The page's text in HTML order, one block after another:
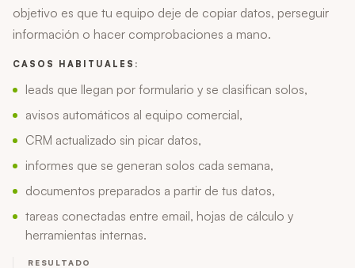
objetivo es que tu equipo deje de copiar datos, perseguir
información o hacer comprobaciones a mano.
CASOS HABITUALES:
leads que llegan por formulario y se clasifican solos,
avisos automáticos al equipo comercial,
CRM actualizado sin picar datos,
informes que se generan solos cada semana,
documentos preparados a partir de tus datos,
tareas conectadas entre email, hojas de cálculo y
herramientas internas.
RESULTADO